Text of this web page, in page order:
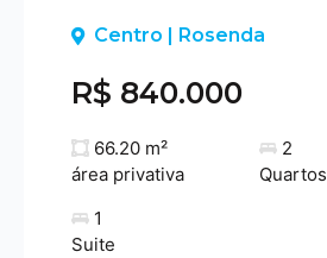
PreviousCentro | Rosenda
R$ 840.000
66.20 m²
área privativa
2
Quartos
1
Suite